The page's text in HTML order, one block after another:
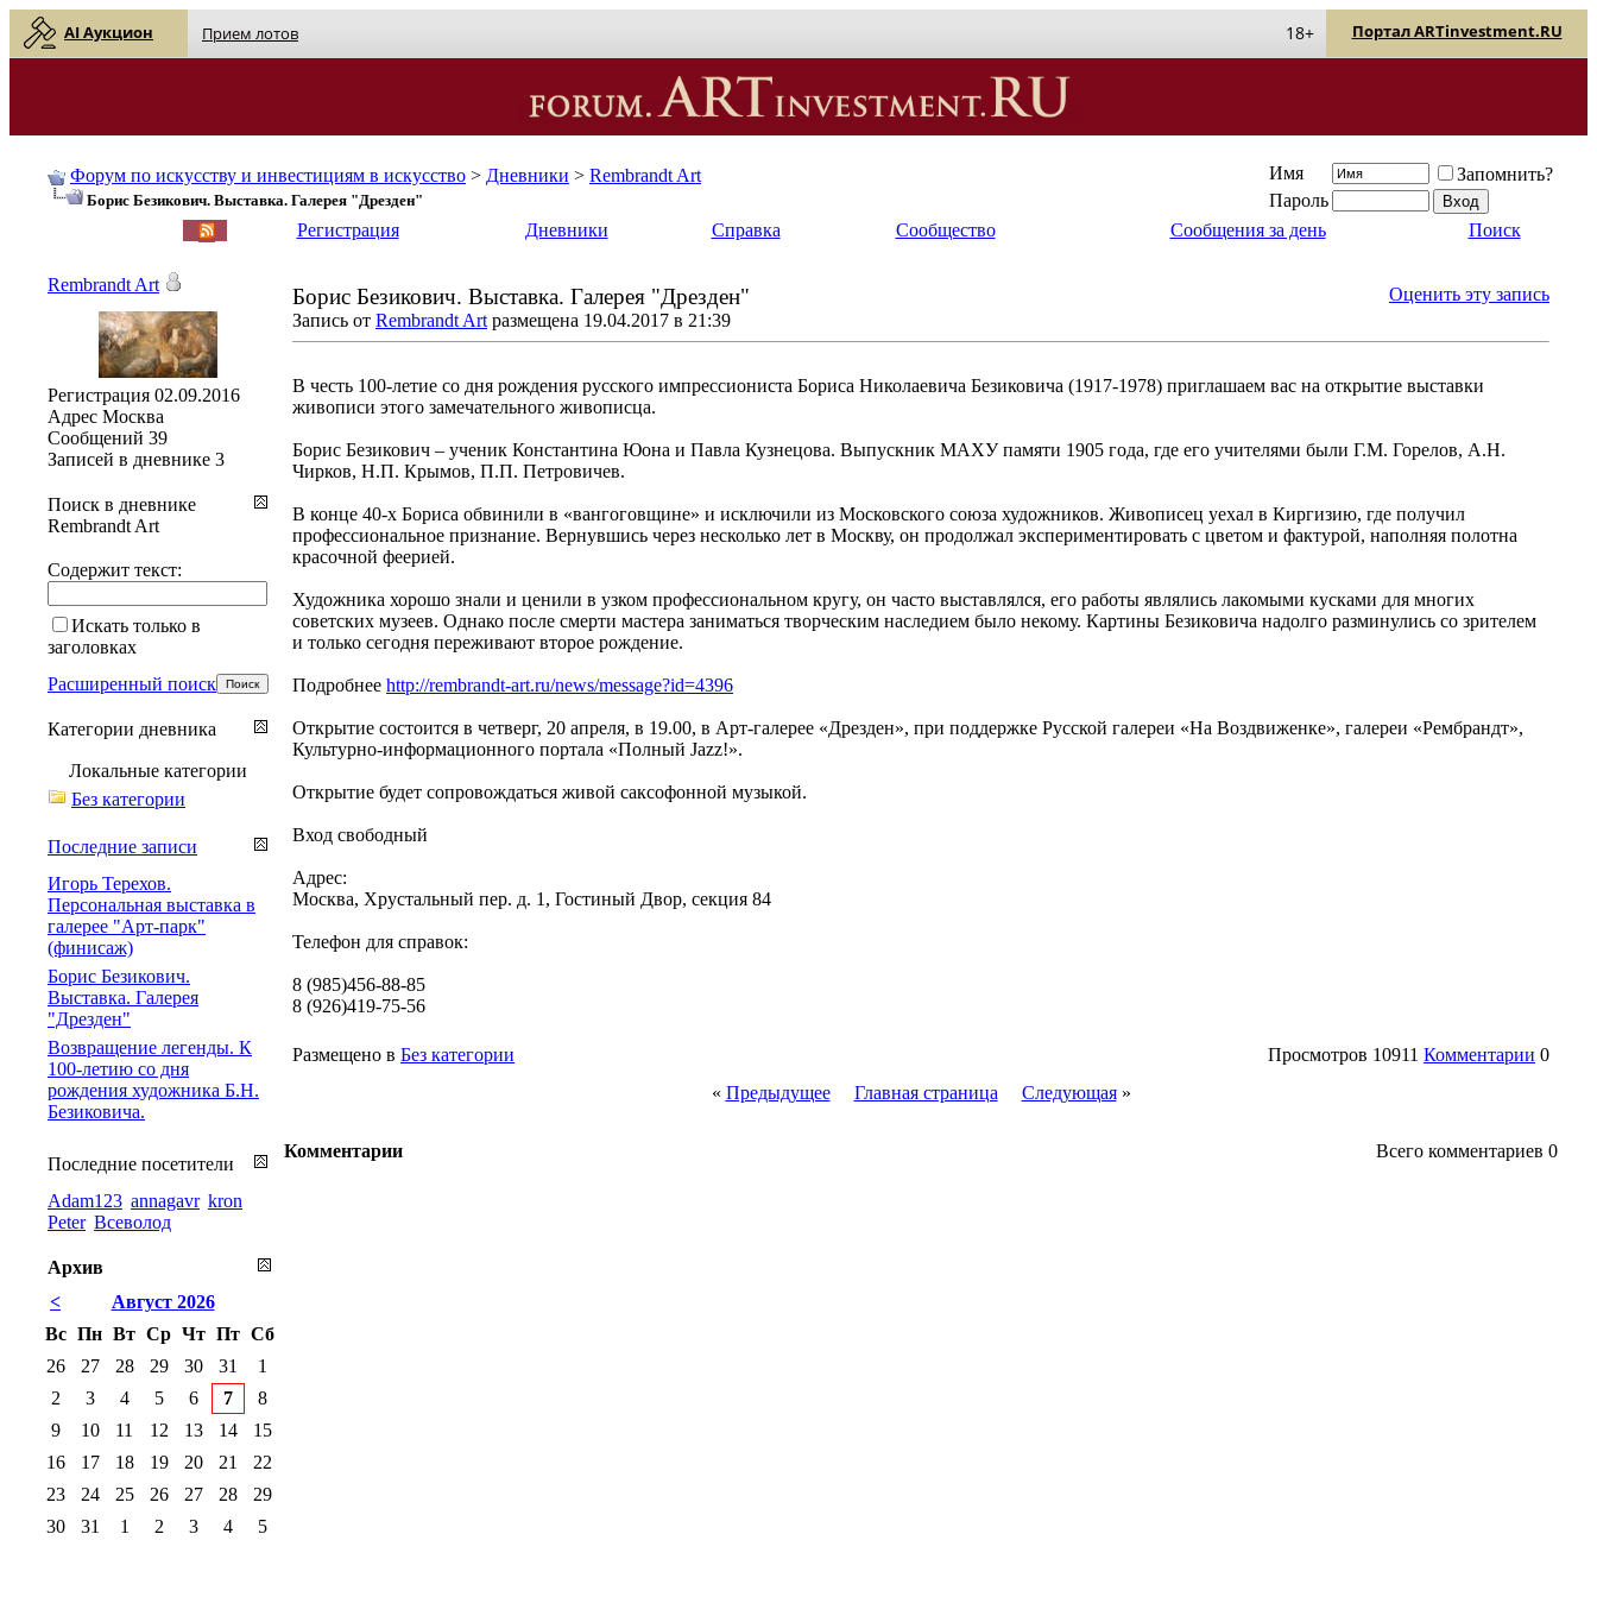
AI Аукцион Прием лотов Портал ARTinvestment.RU
18+
Форум по искусству и инвестициям в искусство > Дневники > Rembrandt Art
Борис Безикович. Выставка. Галерея "Дрезден"
Имя
Запомнить?
Пароль
Регистрация Дневники Справка Сообщество Сообщения за день Поиск
Оценить эту запись
Борис Безикович. Выставка. Галерея "Дрезден"
Запись от Rembrandt Art размещена 19.04.2017 в 21:39
В честь 100-летие со дня рождения русского импрессиониста Бориса Николаевича Безиковича (1917-1978) приглашаем вас на открытие выставки
живописи этого замечательного живописца.
Борис Безикович – ученик Константина Юона и Павла Кузнецова. Выпускник МАХУ памяти 1905 года, где его учителями были Г.М. Горелов, А.Н.
Чирков, Н.П. Крымов, П.П. Петровичев.
В конце 40-х Бориса обвинили в «вангоговщине» и исключили из Московского союза художников. Живописец уехал в Киргизию, где получил
профессиональное признание. Вернувшись через несколько лет в Москву, он продолжал экспериментировать с цветом и фактурой, наполняя полотна
красочной феерией.
Художника хорошо знали и ценили в узком профессиональном кругу, он часто выставлялся, его работы являлись лакомыми кусками для многих
советских музеев. Однако после смерти мастера заниматься творческим наследием было некому. Картины Безиковича надолго разминулись со зрителем
и только сегодня переживают второе рождение.
Подробнее http://rembrandt-art.ru/news/message?id=4396
Открытие состоится в четверг, 20 апреля, в 19.00, в Арт-галерее «Дрезден», при поддержке Русской галереи «На Воздвиженке», галереи «Рембрандт»,
Культурно-информационного портала «Полный Jazz!».
Открытие будет сопровождаться живой саксофонной музыкой.
Вход свободный
Адрес:
Москва, Хрустальный пер. д. 1, Гостиный Двор, секция 84
Телефон для справок:
8 (985)456-88-85
8 (926)419-75-56
Размещено в Без категории Просмотров 10911 Комментарии 0
« Предыдущее Главная страница Следующая»
Всего комментариев 0
Комментарии
Rembrandt Art
Регистрация 02.09.2016
Адрес Москва
Сообщений 39
Записей в дневнике 3
Поиск в дневнике
Rembrandt Art
Содержит текст:
Искать только в
заголовках
Расширенный поиск
Категории дневника
Локальные категории
Без категории
Последние записи
Игорь Терехов.
Персональная выставка в
галерее "Арт-парк"
(финисаж)
Борис Безикович.
Выставка. Галерея
"Дрезден"
Возвращение легенды. К
100-летию со дня
рождения художника Б.Н.
Безиковича.
Последние посетители
Adam123 annagavr kron
Peter Всеволод
Архив
<
Август 2026
Вс Пн Вт Ср Чт Пт Сб
26
27 28 29 30 31
1
2
3 4 5 6 7
8
9
10 11 12 13 14
15
16
17 18 19 20 21
22
23
24 25 26 27 28
29
30
31 1 2 3 4 5